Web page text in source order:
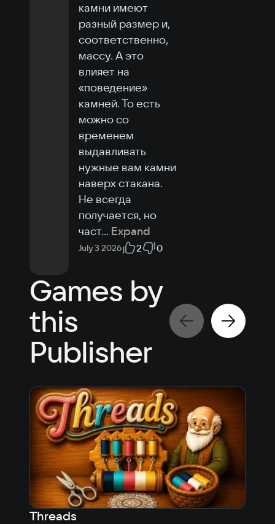
камни имеют
разный размер и,
соответственно,
массу. А это
влияет на
«поведение»
камней. То есть
можно со
временем
выдавливать
нужные вам камни
наверх стакана.
Не всегда
получается, но
част... Expand
July 3 2026 2 0
Games by
this
Publisher
Threads